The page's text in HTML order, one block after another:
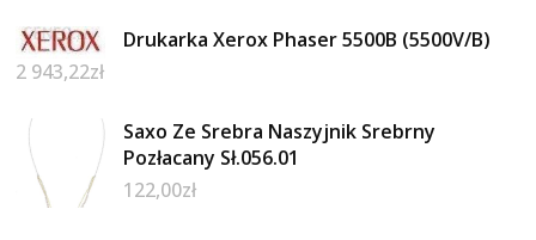
Drukarka Xerox Phaser 5500B (5500V/B)
2 943,22zł
Saxo Ze Srebra Naszyjnik Srebrny
Pozłacany Sł.056.01
122,00zł